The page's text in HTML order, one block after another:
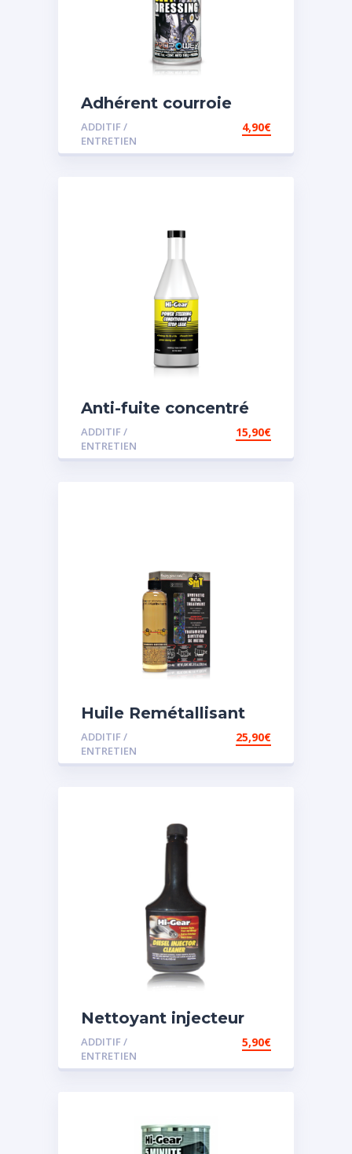
Adhérent courroie
ADDITIF /
ENTRETIEN
4,90€
Anti-fuite concentré
pour direction
assistée
ADDITIF /
ENTRETIEN
15,90€
Huile Remétallisant
Moteur SMT2
ADDITIF /
ENTRETIEN
25,90€
Nettoyant injecteur
diesel
ADDITIF /
ENTRETIEN
5,90€